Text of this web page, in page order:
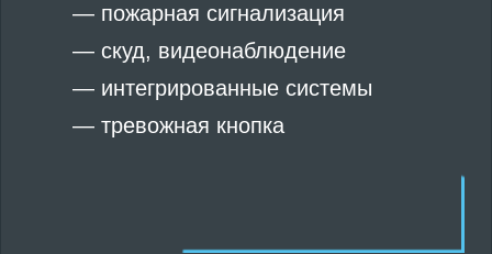
— пожарная сигнализация
—скуд, видеонаблюдение
— интегрированные системы
— тревожная кнопка